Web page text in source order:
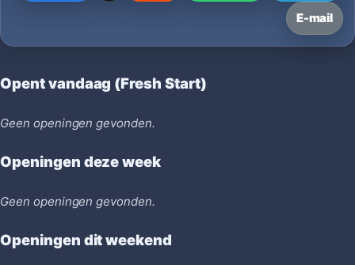
E-mail
Opent vandaag (Fresh Start)
Geen openingen gevonden.
Openingen deze week
Geen openingen gevonden.
Openingen dit weekend